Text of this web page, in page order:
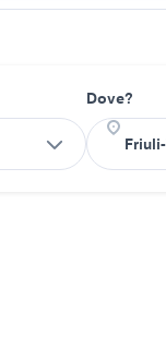
Dove?